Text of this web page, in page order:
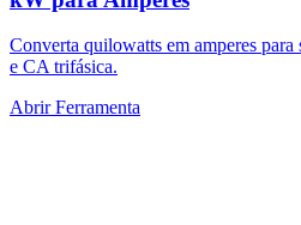
Converta quilowatts em amperes
e CA trifásica.
Abrir Ferramenta